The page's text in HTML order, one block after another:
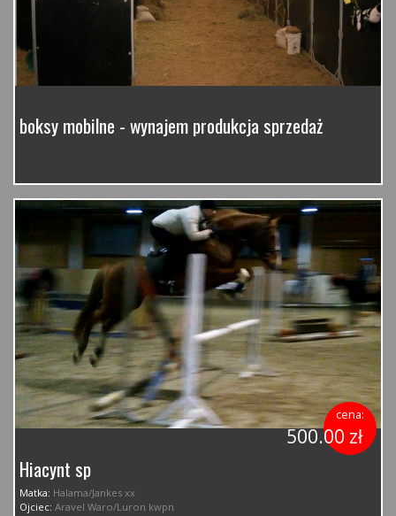
boksy mobilne - wynajem produkcja sprzedaż
cena:
500.00 zł
Hiacynt sp
Matka: Halama/Jankes xx
Ojciec: Aravel Waro/Luron kwpn